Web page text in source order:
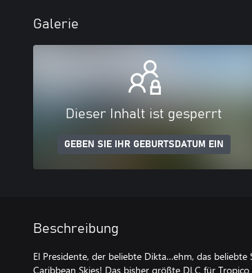
Galerie
Dieser Inhalt ist gesperrt
GEBEN SIE IHR GEBURTSDATUM EIN
Beschreibung
El Presidente, der beliebte Dikta…ehm, das
Caribbean Skies! Das bisher größte DLC für